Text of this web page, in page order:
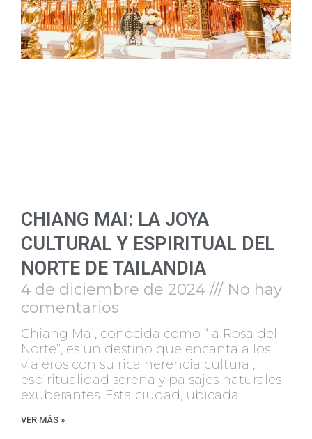
CHIANG MAI: LA JOYA
CULTURAL Y ESPIRITUAL DEL
NORTE DE TAILANDIA
4 de diciembre de 2024
No hay
comentarios
Chiang Mai, conocida como “la Rosa del
Norte”, es un destino que encanta a los
viajeros con su rica herencia cultural,
espiritualidad serena y paisajes naturales
exuberantes. Esta ciudad, ubicada
VER MÁS »